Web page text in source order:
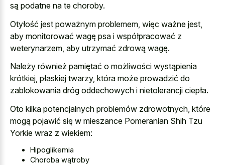
są podatne na te choroby.
Otyłość jest poważnym problemem, więc ważne jest,
aby monitorować wagę psa i współpracować z
weterynarzem, aby utrzymać zdrową wagę.
Należy również pamiętać o możliwości wystąpienia
krótkiej, płaskiej twarzy, która może prowadzić do
zablokowania dróg oddechowych i nietolerancji ciepła.
Oto kilka potencjalnych problemów zdrowotnych, które
mogą pojawić się w mieszance Pomeranian Shih Tzu
Yorkie wraz z wiekiem:
Hipoglikemia
Choroba wątroby